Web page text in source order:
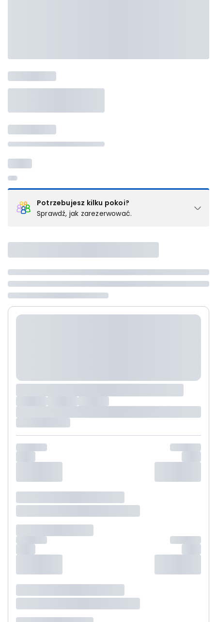
Potrzebujesz kilku pokoi?
Sprawdź, jak zarezerwować.
pokoju (lub apartamencie, willi itd.). Wybierz jedną z ofert z listy
i zarezerwuj ją. Zrób oddzielne rezerwacje dla każdego
kolejnego pokoju lubskontaktuj się z nami,by złożyć
zamówienie u naszego doradcy.
Maksymalna liczba uczestników
maksymalny limit dla 1 pokoju.